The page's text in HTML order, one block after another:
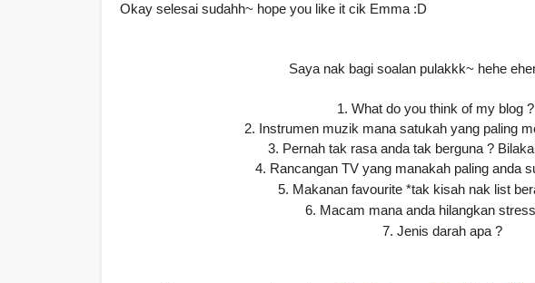
Okay selesai sudahh~ hope you like it cik Emma :D
Saya nak bagi soalan pulakkk~ hehe
1. What do you think of my blog
2. Instrumen muzik mana satukah yang paling
3. Pernah tak rasa anda tak berguna ?
4. Rancangan TV yang manakah paling anda
5. Makanan favourite *tak kisah nak list
6. Macam mana anda hilangkan
7. Jenis darah apa ?